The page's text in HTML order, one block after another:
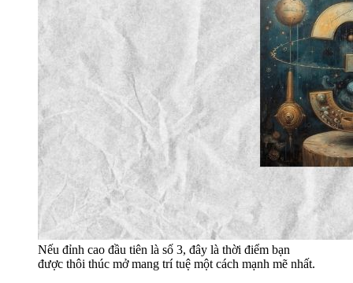
Nếu đỉnh cao đầu tiên là số 3, đây là thời điểm bạn
được thôi thúc mở mang trí tuệ một cách mạnh mẽ nhất.